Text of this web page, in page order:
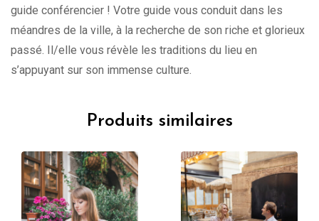
guide conférencier ! Votre guide vous conduit dans les
méandres de la ville, à la recherche de son riche et glorieux
passé. Il/elle vous révèle les traditions du lieu en
s’appuyant sur son immense culture.
Produits similaires